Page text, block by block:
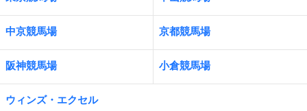
中京競馬場 京都競馬場
阪神競馬場 小倉競馬場
ウィンズ・エクセル